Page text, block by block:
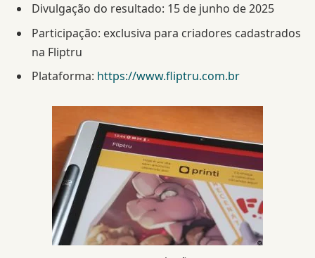
Divulgação do resultado: 15 de junho de 2025
Participação: exclusiva para criadores cadastrados
na Fliptru
Plataforma: https://www.fliptru.com.br